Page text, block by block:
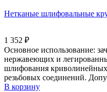
Нетканые шлифовальные
1 352 ₽
Основное использование:
нержавеющих и
шлифования
резьбовых соединений.
В корзину